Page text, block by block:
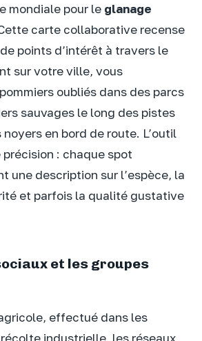
mondiale pour le glanage
carte collaborative recense
points d’intérêt à travers le
sur votre ville, vous
oubliés dans des parcs
sauvages le long des pistes
en bord de route. L’outil
: chaque spot
une description sur l’espèce, la
et parfois la qualité gustative
et les groupes
effectué dans les
industrielle, les réseaux